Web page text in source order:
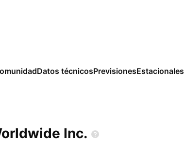
Datos técnicosPrevisionesEstacionales
Inc.